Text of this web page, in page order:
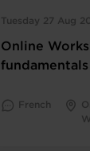
Tuesday 27 Aug
Online
French